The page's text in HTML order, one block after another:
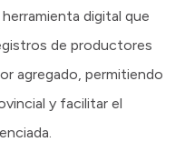
digital que
de productores
agregado, permitiendo
y facilitar el